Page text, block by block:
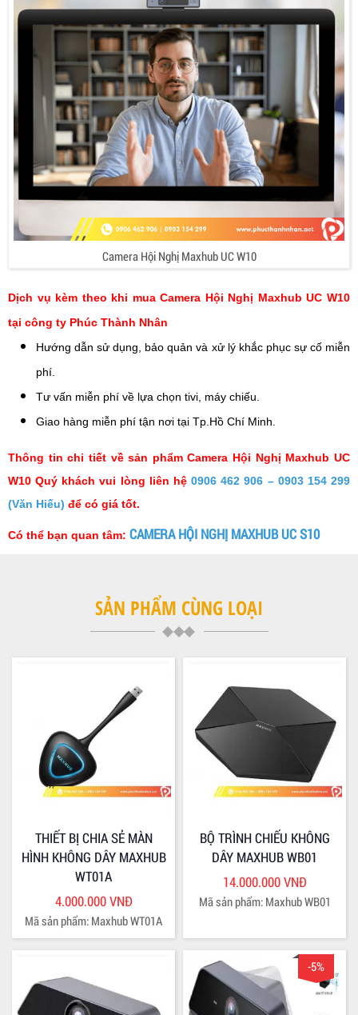
Camera Hội Nghị Maxhub UC W10
Dịch vụ kèm theo khi mua Camera Hội Nghị Maxhub UC W10
tại công ty Phúc Thành Nhân
Hướng dẫn sử dụng, bảo quản và xử lý khắc phục sự cố miễn
phí.
Tư vấn miễn phí về lựa chọn tivi, máy chiếu.
Giao hàng miễn phí tận nơi tại Tp.Hồ Chí Minh.
Thông tin chi tiết về sản phẩm Camera Hội Nghị Maxhub UC
W10 Quý khách vui lòng liên hệ0906 462 906 – 0903 154 299
(Văn Hiếu) để có giá tốt.
Có thể bạn quan tâm: CAMERA HỘI NGHỊ MAXHUB UC S10
SẢN PHẨM CÙNG LOẠI
THIẾT BỊ CHIA SẺ MÀN
HÌNH KHÔNG DÂY MAXHUB
WT01A
4.000.000 VNĐ
Mã sản phẩm: Maxhub WT01A
BỘ TRÌNH CHIẾU KHÔNG
DÂY MAXHUB WB01
14.000.000 VNĐ
Mã sản phẩm: Maxhub WB01
-5%